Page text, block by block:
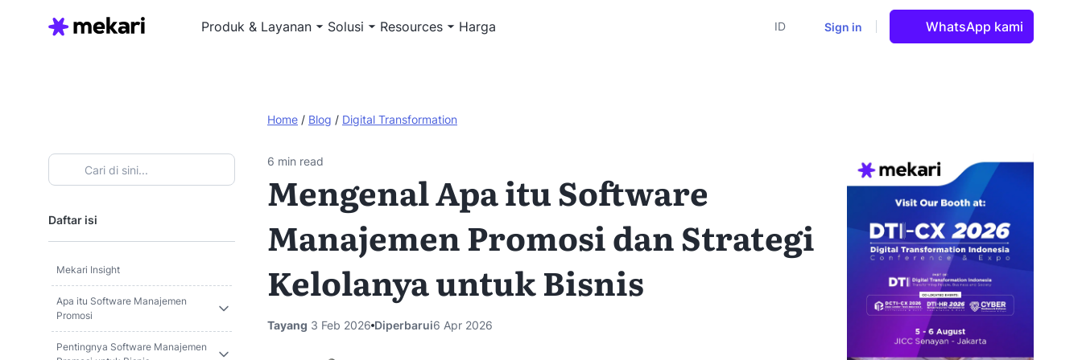
Produk & Layanan Solusi Resources Harga ID Sign in WhatsApp kami
Home / Blog / Digital Transformation
Daftar isi
Mekari Insight
Apa itu Software Manajemen
Promosi
Pentingnya Software Manajemen
6 min read
Mengenal Apa itu Software
Manajemen Promosi dan Strategi
Kelolanya untuk Bisnis
Tayang 3 Feb 2026 Diperbarui6 Apr 2026